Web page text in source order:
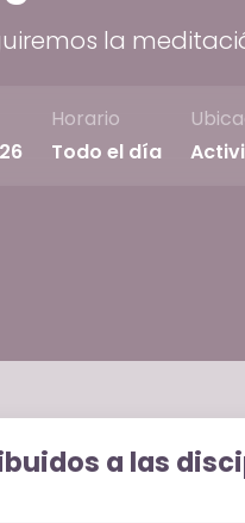
la meditación
Horario
Todo el día
a las